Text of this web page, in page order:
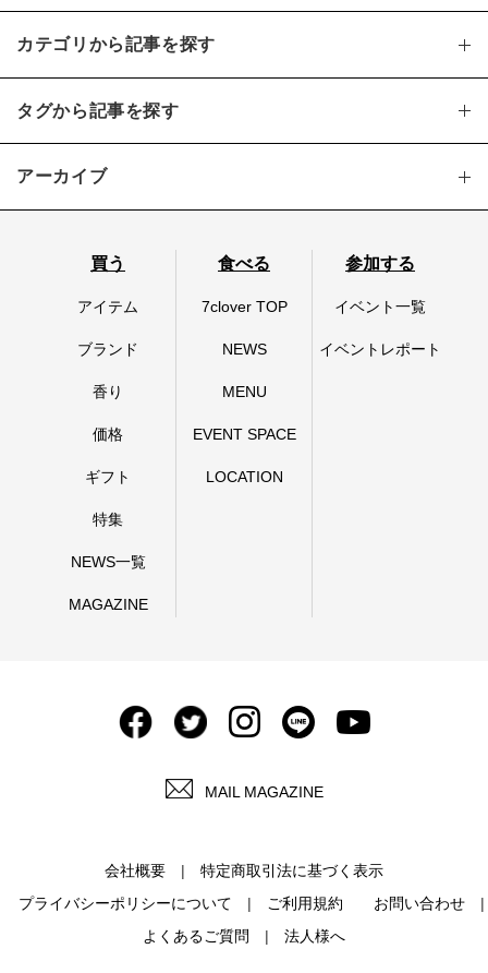
カテゴリから記事を探す
タグから記事を探す
アーカイブ
買う
アイテム
ブランド
香り
価格
ギフト
特集
NEWS一覧
MAGAZINE
食べる
7clover TOP
NEWS
MENU
EVENT SPACE
LOCATION
参加する
イベント一覧
イベントレポート
MAIL MAGAZINE
会社概要
特定商取引法に基づく表示
プライバシーポリシーについて
ご利用規約
お問い合わせ
よくあるご質問
法人様へ